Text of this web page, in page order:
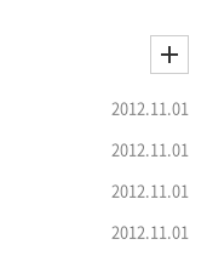
2012.11.01
2012.11.01
2012.11.01
2012.11.01